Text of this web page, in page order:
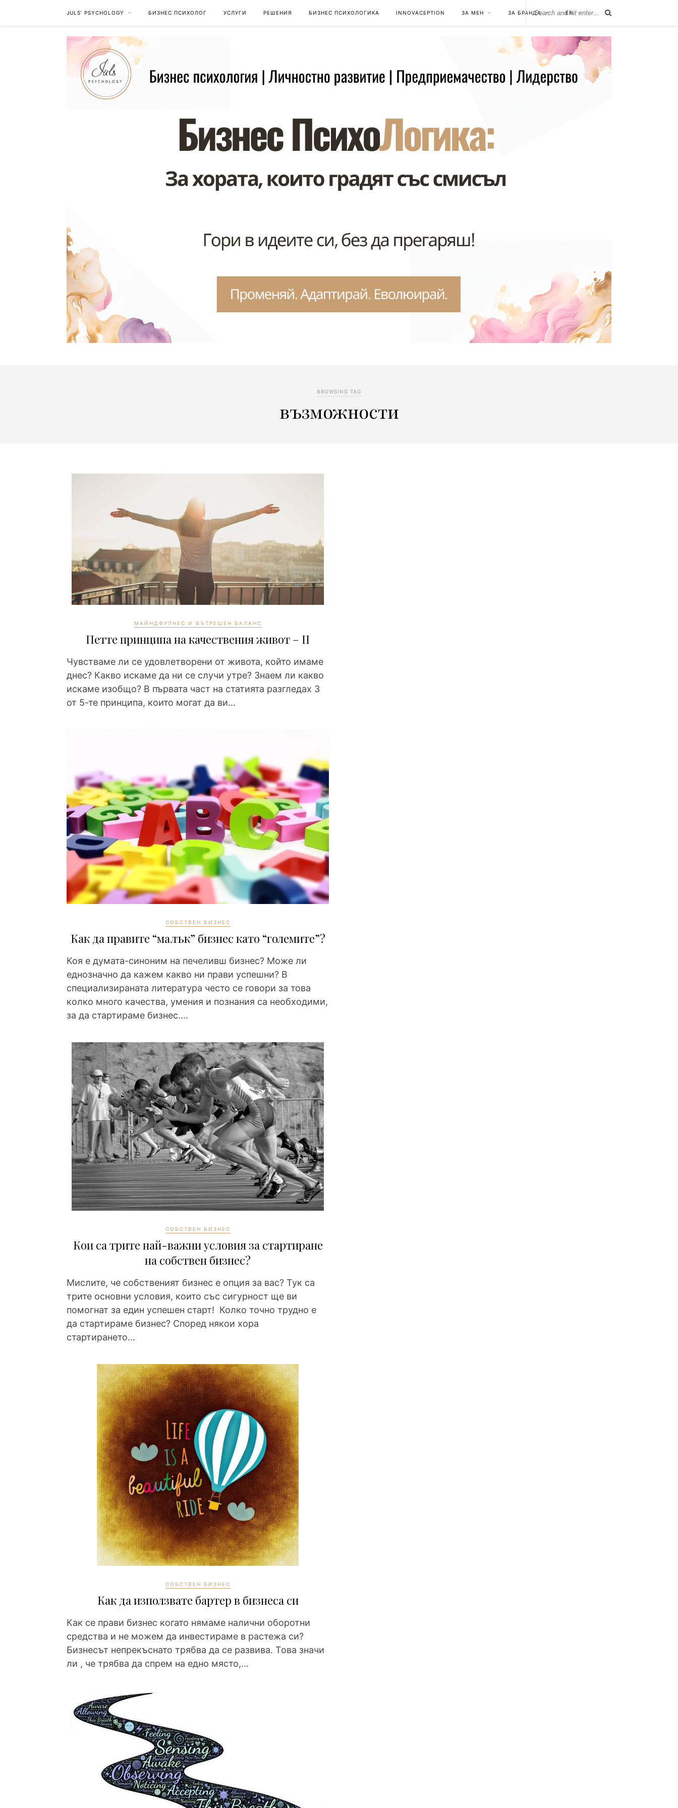
JULS’ PSYCHOLOGY БИЗНЕС ПСИХОЛОГ УСЛУГИ РЕШЕНИЯ БИЗНЕС ПСИХОЛОГИКА INNOVACEPTION ЗА МЕН ЗА БРАНДА EN
BROWSING TAG
възможности
МАЙНДФУЛНЕС И ВЪТРЕШЕН БАЛАНС
Петте принципа на качествения живот – II
Чувстваме ли се удовлетворени от живота, който имаме
днес? Какво искаме да ни се случи утре? Знаем ли какво
искаме изобщо? В първата част на статията разгледах 3
от 5-те принципа, които могат да ви…
СОБСТВЕН БИЗНЕС
Как да правите “малък” бизнес като “големите”?
Коя е думата-синоним на печеливш бизнес? Може ли
еднозначно да кажем какво ни прави успешни? В
специализираната литература често се говори за това
колко много качества, умения и познания са необходими,
за да стартираме бизнес.…
СОБСТВЕН БИЗНЕС
Кои са трите най-важни условия за стартиране
на собствен бизнес?
Мислите, че собственият бизнес е опция за вас? Тук са
трите основни условия, които със сигурност ще ви
помогнат за един успешен старт! Колко точно трудно е
да стартираме бизнес? Според някои хора
стартирането…
СОБСТВЕН БИЗНЕС
Как да използвате бартер в бизнеса си
Как се прави бизнес когато нямаме налични оборотни
средства и не можем да инвестираме в растежа си?
Бизнесът непрекъснато трябва да се развива. Това значи
ли , че трябва да спрем на едно място,…